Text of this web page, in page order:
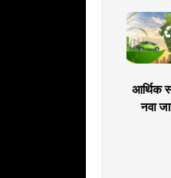
आर्थिक
नवा